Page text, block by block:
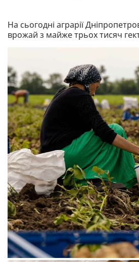
На сьогодні аграрії
врожай з майже трьох тисяч